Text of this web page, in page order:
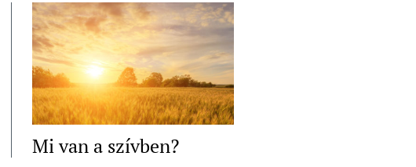
Mi van a szívben?